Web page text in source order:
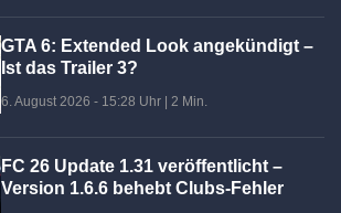
GTA 6: Extended Look angekündigt –
Ist das Trailer 3?
6. August 2026 - 15:28 Uhr |2 Min.
FC 26 Update 1.31 veröffentlicht –
Version 1.6.6 behebt Clubs-Fehler